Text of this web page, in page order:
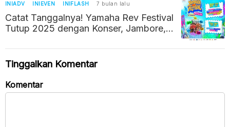
INIADV INIEVEN INIFLASH 7 bulan lalu
Catat Tanggalnya! Yamaha Rev Festival
Tutup 2025 dengan Konser, Jambore,
Tinggalkan Komentar
Komentar